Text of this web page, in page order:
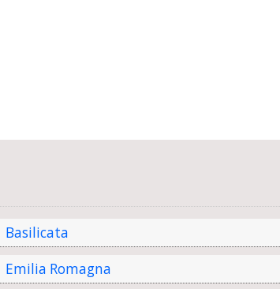
Basilicata
Emilia Romagna